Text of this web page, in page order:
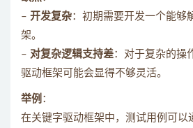
– 开发复杂：初期需要开发一个能够
架。
– 对复杂逻辑支持差：对于复杂的操
驱动框架可能会显得不够灵活。
举例 ：
在关键字驱动框架中，测试用例可以